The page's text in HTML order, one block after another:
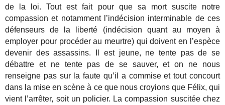
de la loi. Tout est fait pour que sa mort suscite notre
compassion et notamment l’indécision interminable de ces
défenseurs de la liberté (indécision quant au moyen à
employer pour procéder au meurtre) qui doivent en l’espèce
devenir des assassins. Il est jeune, ne tente pas de se
débattre et ne tente pas de se sauver, et on ne nous
renseigne pas sur la faute qu’il a commise et tout concourt
dans la mise en scène à ce que nous croyions que Félix, qui
vient l’arrêter, soit un policier. La compassion suscitée chez